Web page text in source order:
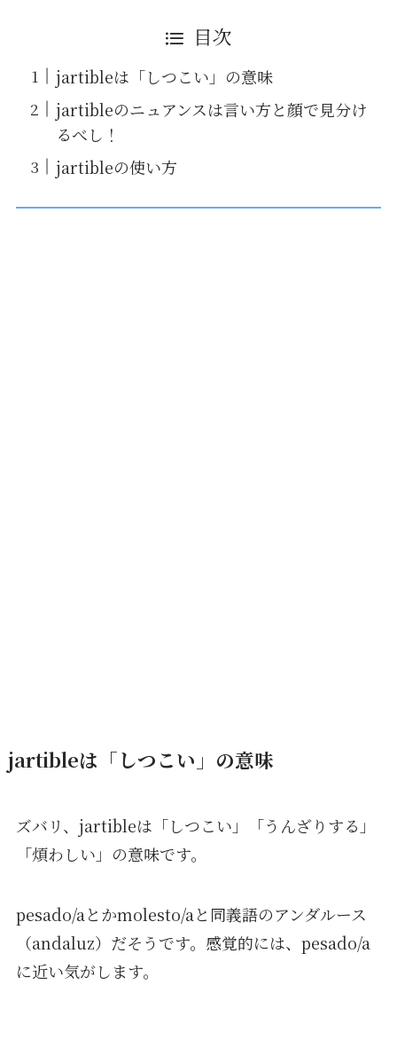
目次
jartibleは「しつこい」の意味
jartibleのニュアンスは言い方と顔で見分け
るべし！
jartibleの使い方
jartibleは「しつこい」の意味
ズバリ、jartibleは「しつこい」「うんざりする」
「煩わしい」の意味です。
pesado/aとかmolesto/aと同義語のアンダルース
（andaluz）だそうです。感覚的には、pesado/a
に近い気がします。